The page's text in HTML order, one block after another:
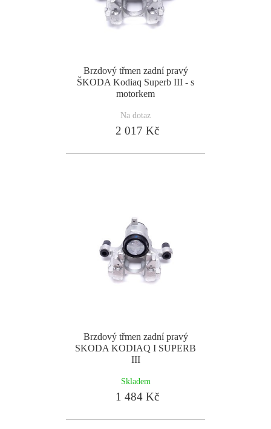
Brzdový třmen zadní pravý
ŠKODA Kodiaq Superb III - s
motorkem
Na dotaz
2 017 Kč
Brzdový třmen zadní pravý
SKODA KODIAQ I SUPERB
III
Skladem
1 484 Kč